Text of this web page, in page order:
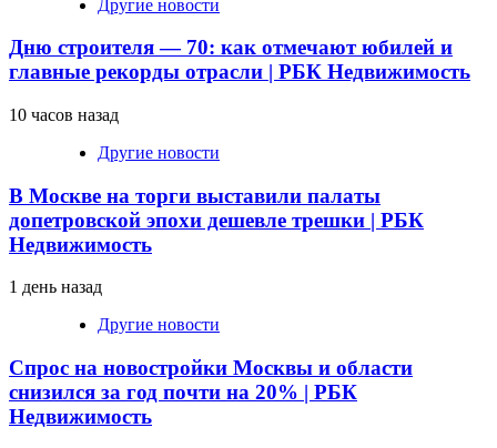
Другие новости
Дню строителя — 70: как отмечают юбилей и
главные рекорды отрасли | РБК Недвижимость
10 часов назад
Другие новости
В Москве на торги выставили палаты
допетровской эпохи дешевле трешки | РБК
Недвижимость
1 день назад
Другие новости
Спрос на новостройки Москвы и области
снизился за год почти на 20% | РБК
Недвижимость